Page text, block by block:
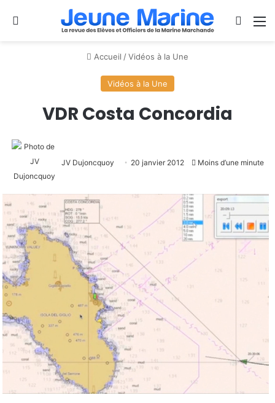
Se connecter
Accueil /Vidéos à la Une
Vidéos à la Une
VDR Costa Concordia
JV Dujoncquoy 20 janvier 2012 Moins d’une minute